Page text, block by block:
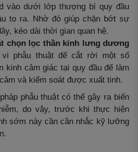
vào dưới lớp thượng bì quy đầu
to ra. Nhờ đó giúp chặn bớt sự
kéo dài thời gian quan hệ.
chọn lọc thần kinh lưng dương
vi phẫu thuật để cắt rời một số
kinh cảm giác tại quy đầu để làm
và kiểm soát được xuất tinh.
phẫu thuật có thể gây ra biến
do vậy, trước khi thực hiện
sớm này cần cân nhắc kỹ lưỡng